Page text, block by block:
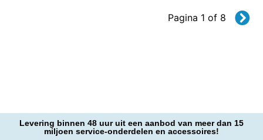
Pagina 1 of 8
Levering binnen 48 uur uit een aanbod van meer dan 15
miljoen service-onderdelen en accessoires!